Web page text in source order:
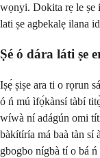
wọnyi. Dokita rẹ le ṣe
lati ṣe agbekalẹ ilana
Ṣé ó dára láti ṣe
Iṣẹ́ ṣiṣe ara ti o rọrun
ó ń mú ìfọ́kànsí tàbí
wíwà ní adágún omi
bàkítíría má baà tàn sí
gbogbo nígbà tí o bá ń